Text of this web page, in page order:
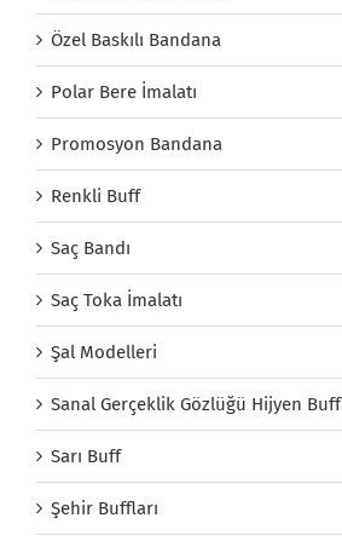
Özel Baskılı Bandana
Polar Bere İmalatı
Promosyon Bandana
Renkli Buff
Saç Bandı
Saç Toka İmalatı
Şal Modelleri
Sanal Gerçeklik Gözlüğü Hijyen Buff
Sarı Buff
Şehir Buffları